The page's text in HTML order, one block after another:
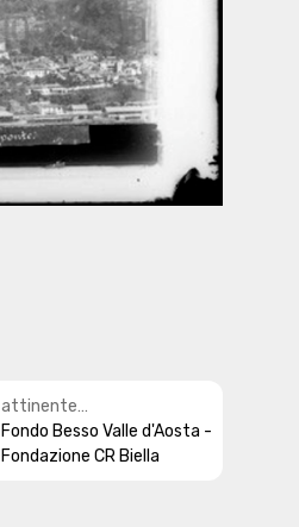
attinente
all'argomento/tema
Fondo Besso Valle d'Aosta -
Fondazione CR Biella